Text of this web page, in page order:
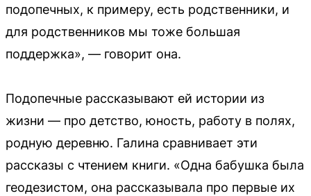
подопечных, к примеру, есть родственники, и
для родственников мы тоже большая
поддержка», — говорит она.
Подопечные рассказывают ей истории из
жизни — про детство, юность, работу в полях,
родную деревню. Галина сравнивает эти
рассказы с чтением книги. «Одна бабушка была
геодезистом, она рассказывала про первые их